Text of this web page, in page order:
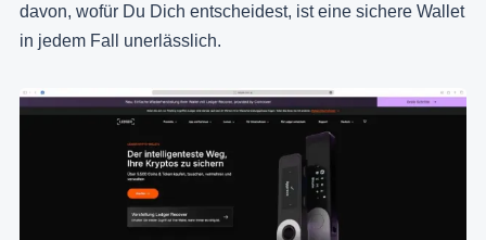
davon, wofür Du Dich entscheidest, ist eine sichere Wallet
in jedem Fall unerlässlich.